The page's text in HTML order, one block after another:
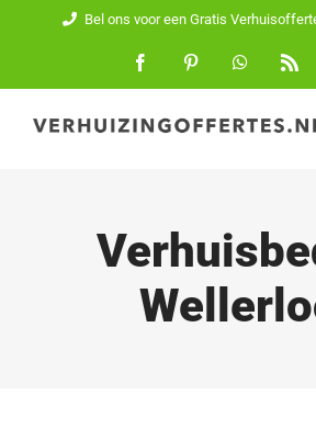
inhoud
Bel ons voor een Gratis
FacebookPinterest WhatsApp